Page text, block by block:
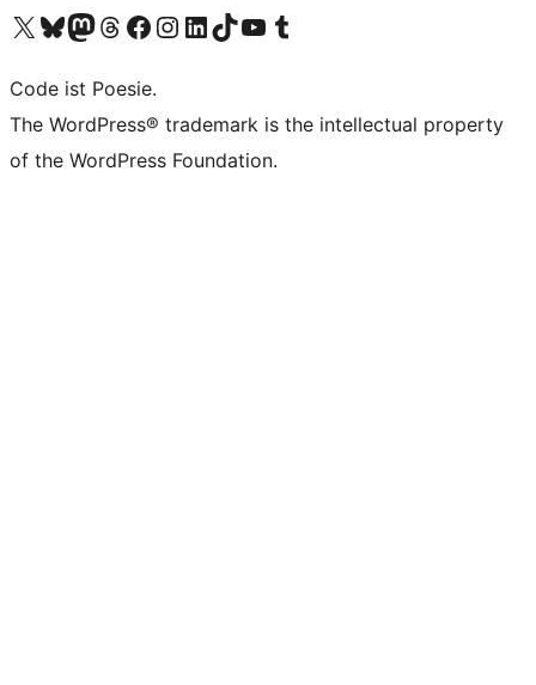
Das X-Konto (früher Twitter) von WordPress.org besuchen
Das Bluesky-Konto von WordPress.org besuchen
Das Mastodon-Konto von WordPress.org besuchen
Das Threads-Konto von WordPress.org besuchen
Die Facebook-Seite von WordPress.org besuchen
Das Instagram-Konto von WordPress.org besuchen
Das LinkedIn-Konto von WordPress.org besuchen
Das TikTok-Konto von WordPress.org besuchen
Den YouTube-Kanal von WordPress.org besuchen
Das Tumblr-Konto von WordPress.org besuchen
Code ist Poesie.
The WordPress® trademark is the intellectual property
of the WordPress Foundation.